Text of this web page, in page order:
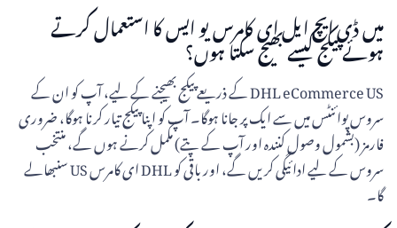
میں ڈی ایچ ایل ای کامرس یو ایس کا استعمال کرتے
ہوئے پیکج کیسے بھیج سکتا ہوں؟
DHL eCommerce US کے ذریعے پیکج بھیجنے کے لیے، آپ کو ان کے
سروس پوائنٹس میں سے ایک پر جانا ہوگا۔ آپ کو اپنا پیکج تیار کرنا ہوگا، ضروری
فارمز (بشمول وصول کنندہ اور آپ کے پتے) مکمل کرنے ہوں گے، منتخب
سروس کے لیے ادائیگی کریں گے، اور باقی کو DHL ای کامرس US سنبھالے
گا۔